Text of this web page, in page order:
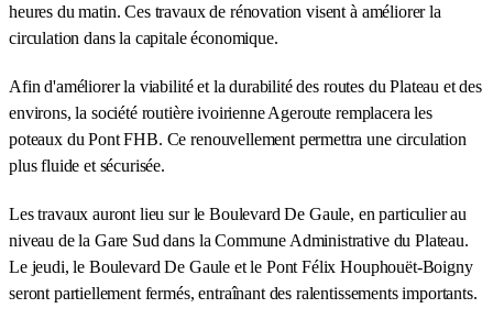
heures du matin. Ces travaux de rénovation visent à améliorer la
circulation dans la capitale économique.
Afin d'améliorer la viabilité et la durabilité des routes du Plateau et des
environs, la société routière ivoirienne Ageroute remplacera les
poteaux du Pont FHB. Ce renouvellement permettra une circulation
plus fluide et sécurisée.
Les travaux auront lieu sur le Boulevard De Gaule, en particulier au
niveau de la Gare Sud dans la Commune Administrative du Plateau.
Le jeudi, le Boulevard De Gaule et le Pont Félix Houphouët-Boigny
seront partiellement fermés, entraînant des ralentissements importants.